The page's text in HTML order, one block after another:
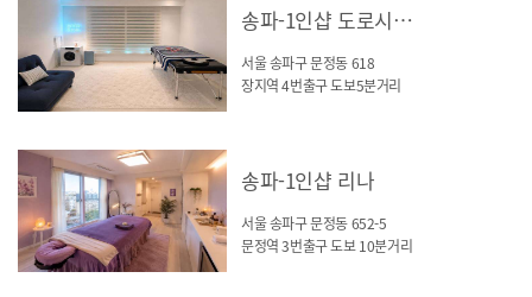
송파-1인샵 도로시스웨디시(문정역)
서울 송파구 문정동 618
장지역 4번출구 도보5분거리
송파-1인샵 리나
서울 송파구 문정동 652-5
문정역 3번출구 도보 10분거리